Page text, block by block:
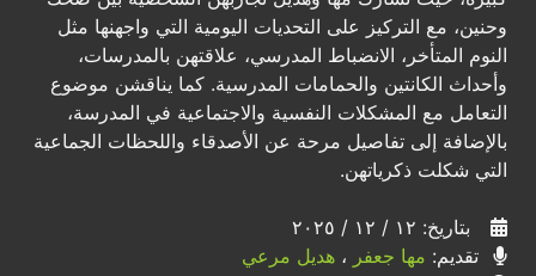
وحنين، مع التركيز على التحديات اليومية التي واجهنها مثل
النوم المتأخر، الانضباط المدرسي، علاقتهن بالمدرسات،
وأحداث الكانتين والحمامات المدرسية. كما يناقشن موضوع
التعامل مع المشكلات النفسية والاجتماعية في المدرسة،
بالإضافة إلى تفاصيل مرحة عن الأصدقاء واللحظات الجماعية
التي شكلت ذكرياتهن.
بتاريخ: ١٢ / ١٢ / ٢٠٢٥
تقديم: مها جعفر ، هديل مرعي